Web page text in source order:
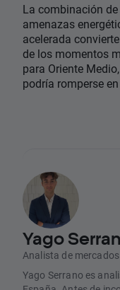
La combinación
amenazas
acelerada
de los momentos
para Oriente
podría romperse
Yago
Analista de mercados
Yago Serrano es